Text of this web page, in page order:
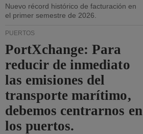
Nuevo récord histórico de facturación en
el primer semestre de 2026.
PUERTOS
PortXchange: Para
reducir de inmediato
las emisiones del
transporte marítimo,
debemos centrarnos en
los puertos.